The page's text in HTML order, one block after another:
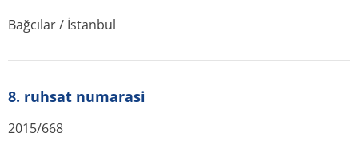
Bağcılar / İstanbul
8. ruhsat numarasi
2015/668